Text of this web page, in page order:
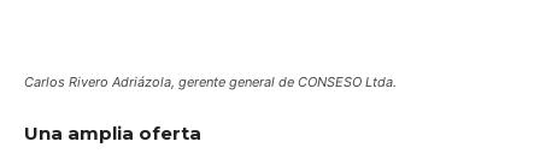
Carlos Rivero Adriázola, gerente general de CONSESO Ltda.
Una amplia oferta